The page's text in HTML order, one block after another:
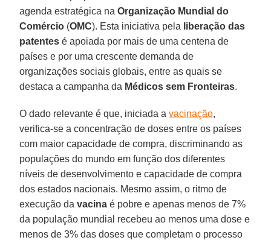
agenda estratégica naOrganização Mundial do
Comércio (OMC). Esta iniciativa pela liberação das
patentes é apoiada por mais de uma centena de
países e por uma crescente demanda de
organizações sociais globais, entre as quais se
destaca a campanha da Médicos sem Fronteiras.
O dado relevante é que, iniciada avacinação,
verifica-se a concentração de doses entre os países
com maior capacidade de compra, discriminando as
populações do mundo em função dos diferentes
níveis de desenvolvimento e capacidade de compra
dos estados nacionais. Mesmo assim, o ritmo de
execução davacina é pobre e apenas menos de 7%
da população mundial recebeu ao menos uma dose e
menos de 3% das doses que completam o processo